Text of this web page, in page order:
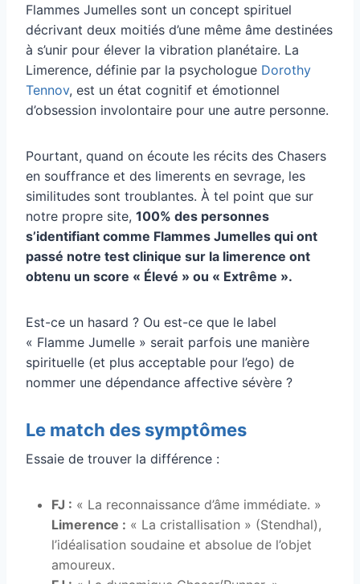
Flammes Jumelles sont un concept spirituel
décrivant deux moitiés d’une même âme destinées
à s’unir pour élever la vibration planétaire. La
Limerence, définie par la psychologue Dorothy
Tennov, est un état cognitif et émotionnel
d’obsession involontaire pour une autre personne.
Pourtant, quand on écoute les récits des Chasers
en souffrance et des limerents en sevrage, les
similitudes sont troublantes. À tel point que sur
notre propre site, 100% des personnes
s’identifiant comme Flammes Jumelles qui ont
passé notre test clinique sur la limerence ont
obtenu un score « Élevé » ou « Extrême ».
Est-ce un hasard ? Ou est-ce que le label
« Flamme Jumelle » serait parfois une manière
spirituelle (et plus acceptable pour l’ego) de
nommer une dépendance affective sévère ?
Le match des symptômes
Essaie de trouver la différence :
FJ : « La reconnaissance d’âme immédiate. »
Limerence : « La cristallisation » (Stendhal),
l’idéalisation soudaine et absolue de l’objet
amoureux.